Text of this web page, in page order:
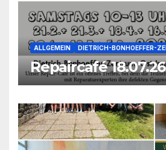
ALLGEMEIN DIETRICH-BONHOEFFER-
Repaircafé 18.07.26